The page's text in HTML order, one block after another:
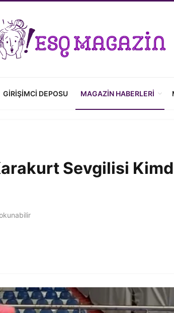
GIRIŞIMCI DEPOSU MAGAZIN HABERLERI
Sevgilisi